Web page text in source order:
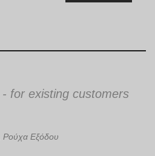
for existing customers
Ρούχα Εξόδου